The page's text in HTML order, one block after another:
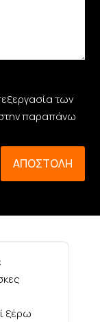
των
παραπάνω
ΑΠΟΣΤΟΛΗ
ξέρω